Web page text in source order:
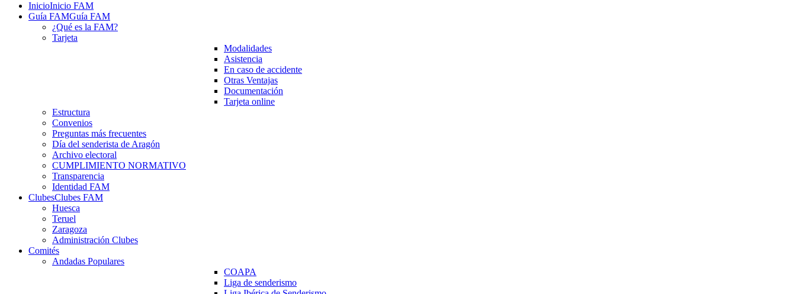
InicioInicio FAM
Guía FAMGuía FAM
¿Qué es la FAM?
Tarjeta
Modalidades
Asistencia
En caso de accidente
Otras Ventajas
Documentación
Tarjeta online
Estructura
Convenios
Preguntas más frecuentes
Día del senderista de Aragón
Archivo electoral
CUMPLIMIENTO NORMATIVO
Transparencia
Identidad FAM
ClubesClubes FAM
Huesca
Teruel
Zaragoza
Administración Clubes
Comités
Andadas Populares
COAPA
Liga de senderismo